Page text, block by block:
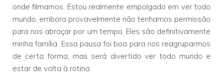
onde filmamos. Estou realmente empolgado em ver todo
mundo, embora provavelmente não tenhamos permissão
para nos abraçar por um tempo. Eles são definitivamente
minha família. Essa pausa foi boa para nos reagruparmos
de certa forma, mas será divertido ver todo mundo e
estar de volta à rotina.